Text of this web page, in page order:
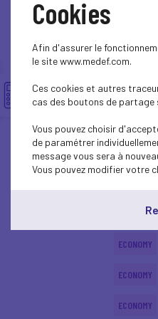
ECONOMY
ECONOMY
ECONOMY
ECONOMY
ECONOMY
ECONOMY
ECONOMY
Cookies
Afin d'assurer le
le site www.medef.com.
Ces cookies et autres
cas des boutons de partage
Vous pouvez choisir
de paramétrer
message vous sera à
Vous pouvez modifier votre